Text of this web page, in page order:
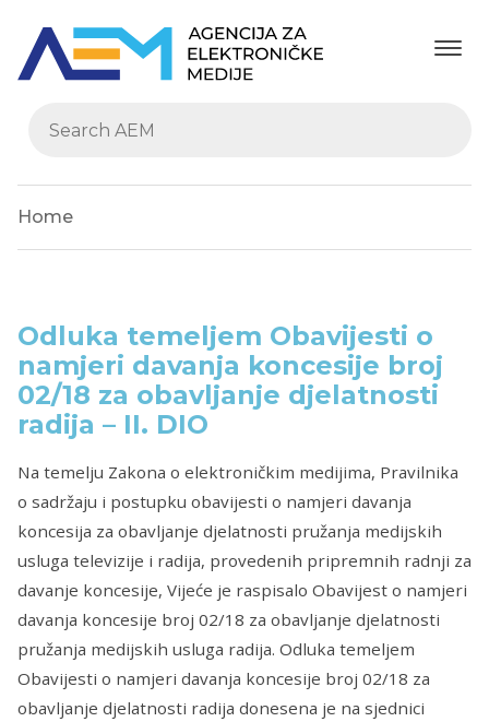
Home
Odluka temeljem Obavijesti o
namjeri davanja koncesije broj
02/18 za obavljanje djelatnosti
radija – II. DIO
Na temelju Zakona o elektroničkim medijima, Pravilnika
o sadržaju i postupku obavijesti o namjeri davanja
koncesija za obavljanje djelatnosti pružanja medijskih
usluga televizije i radija, provedenih pripremnih radnji za
davanje koncesije, Vijeće je raspisalo Obavijest o namjeri
davanja koncesije broj 02/18 za obavljanje djelatnosti
pružanja medijskih usluga radija. Odluka temeljem
Obavijesti o namjeri davanja koncesije broj 02/18 za
obavljanje djelatnosti radija donesena je na sjednici